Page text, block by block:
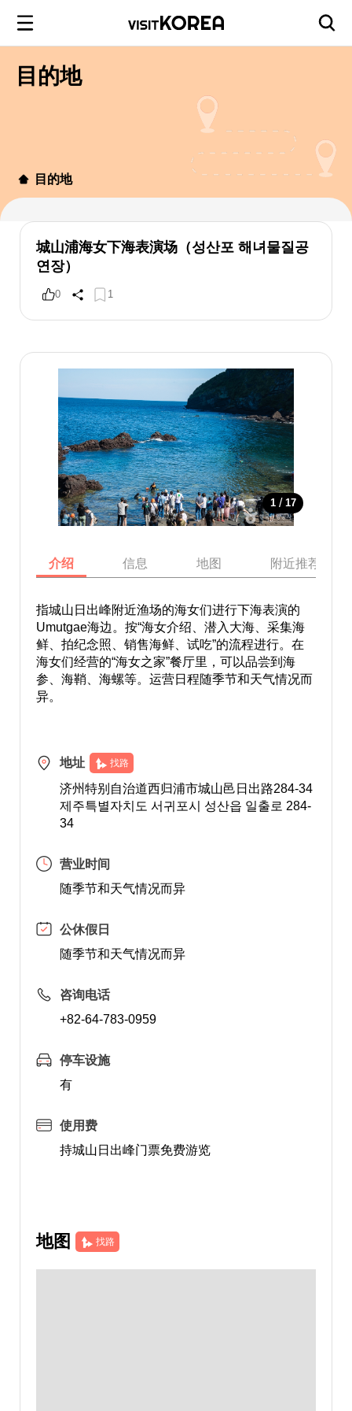
目的地
目的地
城山浦海女下海表演场（성산포 해녀물질공
연장）
0 1
1 / 17
介绍 信息 地图 附近推荐景点
指城山日出峰附近渔场的海女们进行下海表演的
Umutgae海边。按“海女介绍、潜入大海、采集海
鲜、拍纪念照、销售海鲜、试吃”的流程进行。在
海女们经营的“海女之家”餐厅里，可以品尝到海
参、海鞘、海螺等。运营日程随季节和天气情况而
异。
地址 找路
济州特别自治道西归浦市城山邑日出路284-34
제주특별자치도 서귀포시 성산읍 일출로 284-
34
营业时间
随季节和天气情况而异
公休假日
随季节和天气情况而异
咨询电话
+82-64-783-0959
停车设施
有
使用费
持城山日出峰门票免费游览
地图 找路